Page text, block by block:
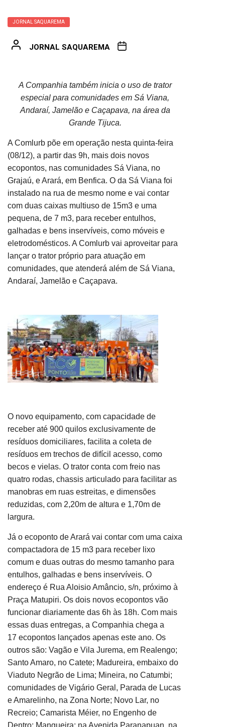
JORNAL SAQUAREMA
JORNAL SAQUAREMA
A Companhia também inicia o uso de trator
especial para comunidades em Sá Viana,
Andaraí, Jamelão e Caçapava, na área da
Grande Tijuca.
A Comlurb põe em operação nesta quinta-feira
(08/12), a partir das 9h, mais dois novos
ecopontos, nas comunidades Sá Viana, no
Grajaú, e Arará, em Benfica. O da Sá Viana foi
instalado na rua de mesmo nome e vai contar
com duas caixas multiuso de 15m3 e uma
pequena, de 7 m3, para receber entulhos,
galhadas e bens inservíveis, como móveis e
eletrodomésticos. A Comlurb vai aproveitar para
lançar o trator próprio para atuação em
comunidades, que atenderá além de Sá Viana,
Andaraí, Jamelão e Caçapava.
O novo equipamento, com capacidade de
receber até 900 quilos exclusivamente de
resíduos domiciliares, facil ita a coleta de
resíduos em trechos de difícil acesso, como
becos e vielas. O trator conta com freio nas
quatro rodas, chassis articulado para facilitar as
manobras em ruas estreitas, e dimensões
reduzidas, com 2,20m de altura e 1,70m de
largura.
Já o ecoponto de Arará vai contar com uma caixa
compactadora de 15 m3 para receber lixo
comum e duas outras do mesmo tamanho para
entulhos, galhadas e bens inservíveis. O
endereço é Rua Aloisio Amâncio, s/n, próximo à
Praça Matupiri. Os dois novos ecopontos vão
funcionar diariamente das 6h às 18h. Com mais
essas duas entregas, a Companhia chega a
17 ecopontos lançados apenas este ano. Os
outros são: Vagão e Vila Jurema, em Realengo;
Santo Amaro, no Catete; Madureira, embaixo do
Viaduto Negrão de Lima; Mineira, no Catumbi;
comunidades de Vigário Geral, Parada de Lucas
e Amarelinho, na Zona Norte; Novo Lar, no
Recreio; Camarista Méier, no Engenho de
Dentro; Mangueira; na Avenida Paranapuan, na